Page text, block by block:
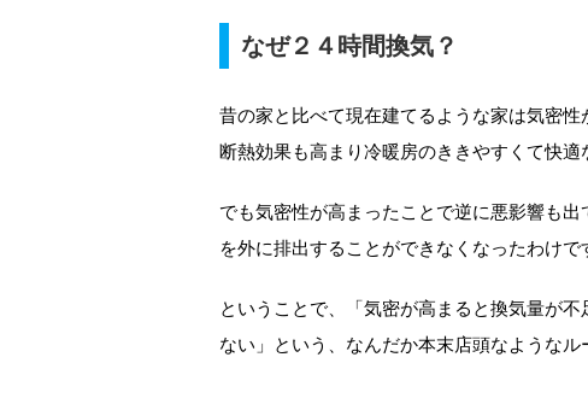
なぜ２４時間換気？
昔の家と比べて現在建てるような家は気密
断熱効果も高まり冷暖房のききやすくて快適
でも気密性が高まったことで逆に悪影響も
を外に排出することができなくなったわけで
ということで、「気密が高まると換気量が
ない」という、なんだか本末店頭なようなル